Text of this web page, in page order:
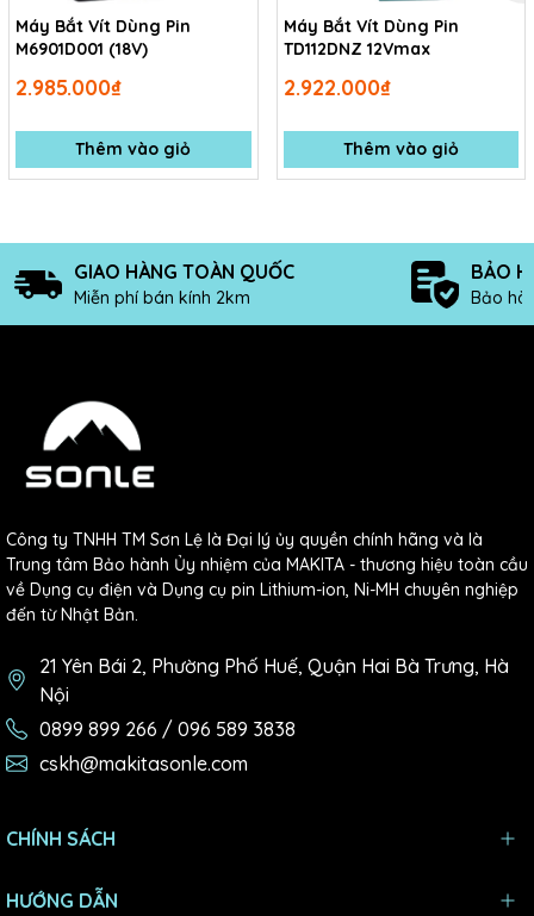
Máy Bắt Vít Dùng Pin
M6901D001 (18V)
2.985.000₫
Thêm vào giỏ
Máy Bắt Vít Dùng Pin
TD112DNZ 12Vmax
2.922.000₫
Thêm vào giỏ
GIAO HÀNG TOÀN QUỐC
Miễn phí bán kính 2km
BẢO
Bảo
Công ty TNHH TM Sơn Lệ là Đại lý ủy quyền chính hãng và là
Trung tâm Bảo hành Ủy nhiệm của MAKITA - thương hiệu toàn cầu
về Dụng cụ điện và Dụng cụ pin Lithium-ion, Ni-MH chuyên nghiệp
đến từ Nhật Bản.
21 Yên Bái 2, Phường Phố Huế, Quận Hai Bà Trưng, Hà
Nội
0899 899 266 / 096 589 3838
cskh@makitasonle.com
CHÍNH SÁCH
HƯỚNG DẪN